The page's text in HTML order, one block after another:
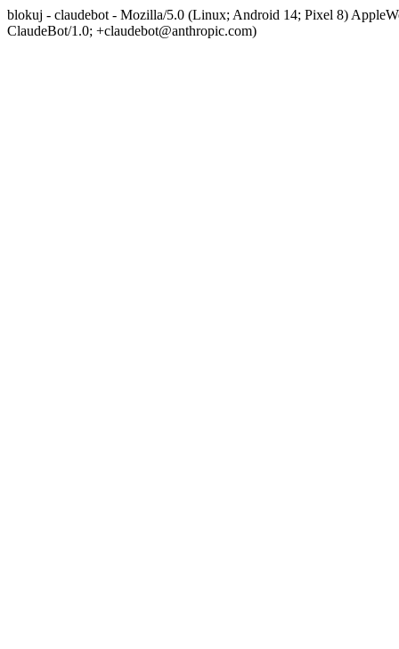
blokuj - claudebot - Mozilla/5.0 (Linux; Android 14; Pixel 8)
ClaudeBot/1.0; +claudebot@anthropic.com)